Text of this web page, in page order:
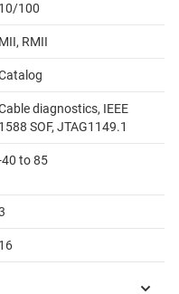
10/100
MII, RMII
diagnostics, IEEE
1588 SOF, JTAG1149.1
40 to 85
16